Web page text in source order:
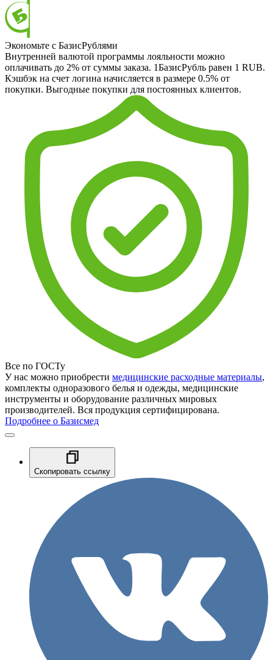
Экономьте с БазисРублями
Внутренней валютой программы лояльности можно
оплачивать до 2% от суммы заказа. 1БазисРубль равен 1 RUB.
Кэшбэк на счет логина начисляется в размере 0.5% от
покупки. Выгодные покупки для постоянных клиентов.
Все по ГОСТу
У нас можно приобрести медицинские расходные материалы,
комплекты одноразового белья и одежды, медицинские
инструменты и оборудование различных мировых
производителей. Вся продукция сертифицирована.
Подробнее о Базисмед
Скопировать ссылку